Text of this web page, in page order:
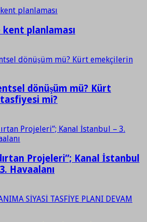
kent planlaması
dönüşüm mü? Kürt
mi?
Projeleri”; Kanal İstanbul
Havaalanı